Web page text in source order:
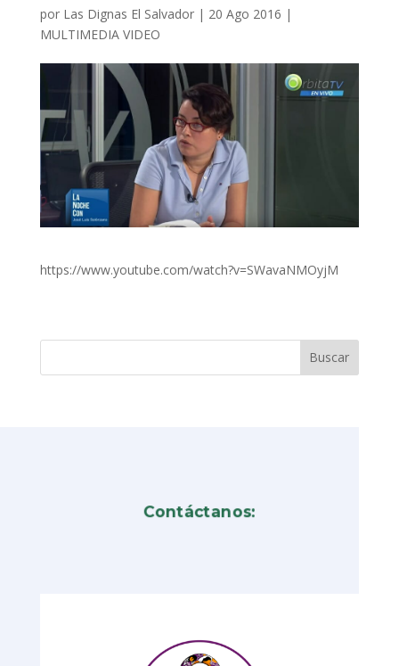
por Las Dignas El Salvador| 20 Ago 2016 |
MULTIMEDIA VIDEO
https://www.youtube.com/watch?v=SWavaNMOyjM
Contáctanos: